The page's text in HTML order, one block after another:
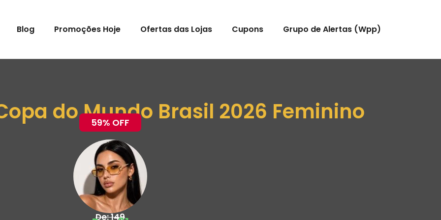
Blog Promoções Hoje Ofertas das Lojas Cupons Grupo de Alertas (Wpp)
do Mundo Brasil 2026 Feminino
59% OFF
De: 149